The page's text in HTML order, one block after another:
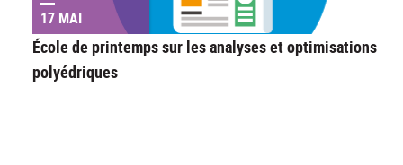
17 MAI
École de printemps sur les analyses et optimisations
polyédriques